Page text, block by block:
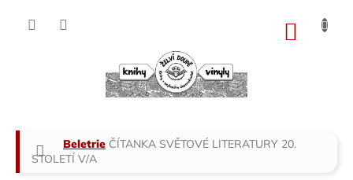
Domů
Beletrie ČÍTANKA SVĚTOVÉ LITERATURY 20.
STOLETÍ V/A